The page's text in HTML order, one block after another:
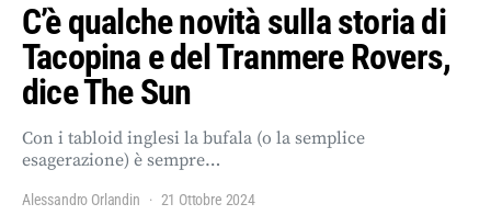
C’è qualche novità sulla storia di
Tacopina e del Tranmere Rovers,
dice The Sun
Con i tabloid inglesi la bufala (o la semplice
esagerazione) è sempre…
Alessandro Orlandin 21 Ottobre 2024